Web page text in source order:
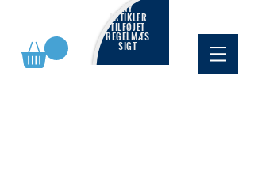
NY
ARTIKLER
TILFØJET
REGELMÆS
SIGT